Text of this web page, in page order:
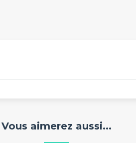
Vous aimerez aussi...